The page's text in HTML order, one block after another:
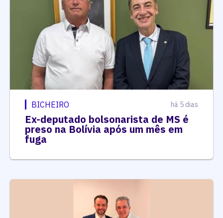
BICHEIRO há 5 dias
Ex-deputado bolsonarista de MS é
preso na Bolívia após um mês em
fuga